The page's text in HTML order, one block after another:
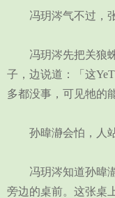
冯玥涔气不过，张
冯玥涔先把关狼蛛
子，边说道：「这
多都没事，可见牠的
孙暐瀞会怕，人站
冯玥涔知道孙暐瀞
旁边的桌前。这张桌